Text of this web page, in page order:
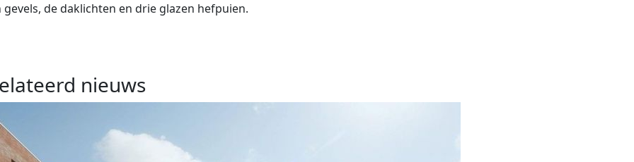
gevels, de daklichten en drie glazen hefpuien.
nieuws